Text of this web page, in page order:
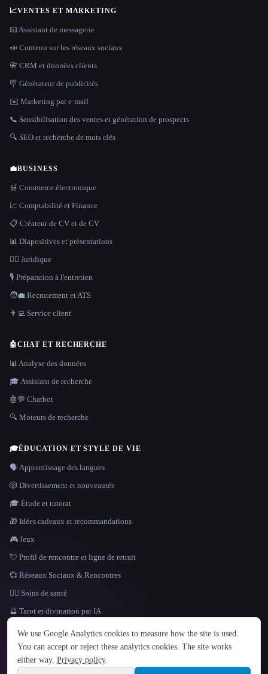
LANGUE
English español Français Русский 简体中文
Hindi
📈VENTES ET MARKETING
📧 Assistant de messagerie
📣 Contenu sur les réseaux sociaux
📇 CRM et données clients
🪧 Générateur de publicités
✉️ Marketing par e-mail
📞 Sensibilisation des ventes et génération de prospects
🔍 SEO et recherche de mots clés
💼BUSINESS
🛒 Commerce électronique
📈 Comptabilité et Finance
📋 Créateur de CV et de CV
📊 Diapositives et présentations
👩‍⚖️ Juridique
🎙️ Préparation à l'entretien
🧑‍💼 Recrutement et ATS
👨‍💻 Service client
🤖CHAT ET RECHERCHE
📊 Analyse des données
🎓 Assistant de recherche
🤖💬 Chatbot
🔍 Moteurs de recherche
🎓ÉDUCATION ET STYLE DE VIE
🗣️ Apprentissage des langues
🎲 Divertissement et nouveautés
🎓 Étude et tutorat
🎁 Idées cadeaux et recommandations
🎮 Jeux
💘 Profil de rencontre et ligne de retrait
💞 Réseaux Sociaux & Rencontres
👩‍⚕️ Soins de santé
🔮 Tarot et divination par IA
Site information
© 2026 That AI Collection. Tous droits réservés.
We use Google Analytics cookies to measure how the site is used.
You can accept or reject these analytics cookies. The site works
either way. Privacy policy.